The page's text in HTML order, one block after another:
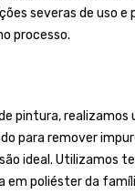
severas de uso e
processo.
pintura, realizamos
para remover
ideal. Utilizamos
poliéster da